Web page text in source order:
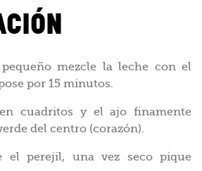
mezcle la leche con el
por 15 minutos.
cuadritos y el ajo finamente
del centro (corazón).
el perejil, una vez seco pique